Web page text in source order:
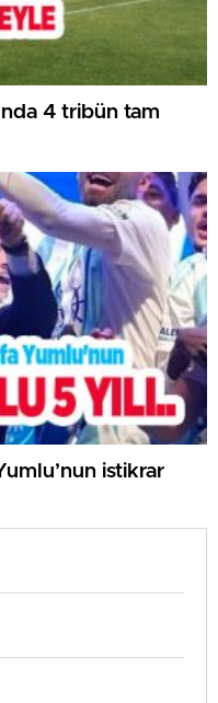
4 tribün tam
istikrar